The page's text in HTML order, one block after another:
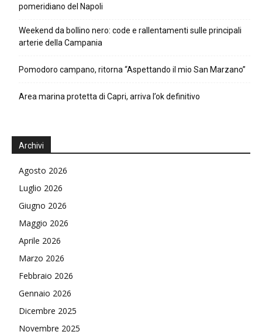
pomeridiano del Napoli
Weekend da bollino nero: code e rallentamenti sulle principali
arterie della Campania
Pomodoro campano, ritorna “Aspettando il mio San Marzano”
Area marina protetta di Capri, arriva l’ok definitivo
Archivi
Agosto 2026
Luglio 2026
Giugno 2026
Maggio 2026
Aprile 2026
Marzo 2026
Febbraio 2026
Gennaio 2026
Dicembre 2025
Novembre 2025